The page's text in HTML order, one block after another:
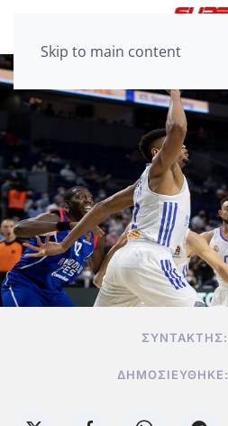
Skip to main content
ΣΥΝΤΆΚΤΗΣ:
ΔΗΜΟΣΙΕΎΘΗΚΕ: